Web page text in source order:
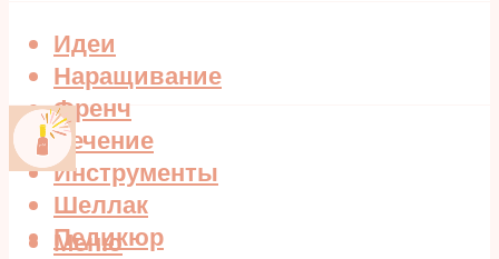
Идеи
Наращивание
Френч
Лечение
Инструменты
Шеллак
Педикюр
Меню